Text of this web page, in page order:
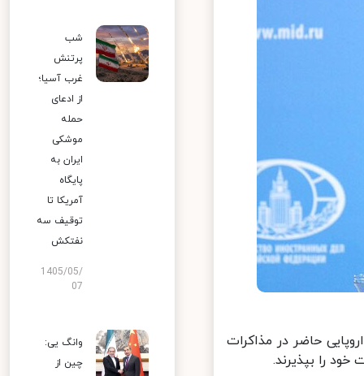
حاضر در مذاکرات
را بپذیرند.
شب
پرتنش
غرب آسیا؛
از ادعای
حمله
موشکی
ایران به
پایگاه
آمریکا تا
توقیف سه
نفتکش
1405/05/
07
وانگ یی:
چین از